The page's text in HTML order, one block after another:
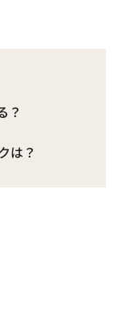
？
は？